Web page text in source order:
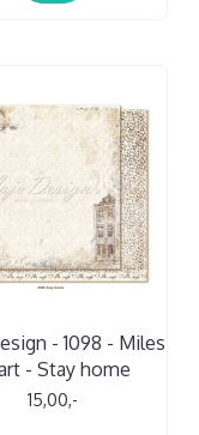
- 1098 - Miles
- Stay home
15,00,-